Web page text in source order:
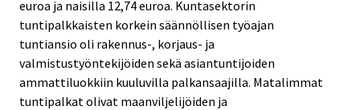
euroa ja naisilla 12,74 euroa. Kuntasektorin
tuntipalkkaisten korkein säännöllisen työajan
tuntiansio oli rakennus-, korjaus- ja
valmistustyöntekijöiden sekä asiantuntijoiden
ammattiluokkiin kuuluvilla palkansaajilla. Matalimmat
tuntipalkat olivat maanviljelijöiden ja